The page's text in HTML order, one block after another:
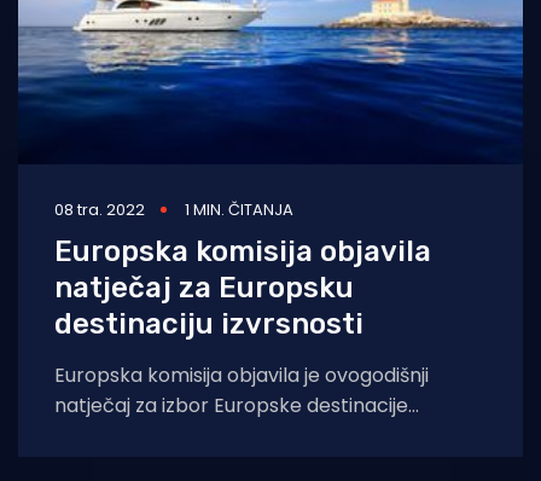
08 tra. 2022 1 MIN. ČITANJA
Europska komisija objavila
natječaj za Europsku
destinaciju izvrsnosti
Europska komisija objavila je ovogodišnji
natječaj za izbor Europske destinacije
Excellence – EDEN). Riječ je o izboru